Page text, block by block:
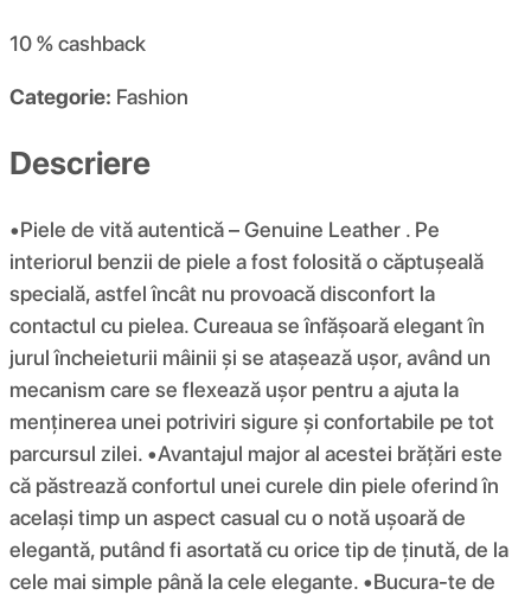
10 %cashback
Categorie: Fashion
Descriere
•Piele de vită autentică – Genuine Leather . Pe
interiorul benzii de piele a fost folosită o căptușeală
specială, astfel încât nu provoacă disconfort la
contactul cu pielea. Cureaua se înfășoară elegant în
jurul încheieturii mâinii și se atașează ușor, având un
mecanism care se flexează ușor pentru a ajuta la
menținerea unei potriviri sigure și confortabile pe tot
parcursul zilei. •Avantajul major al acestei brățări este
că păstrează confortul unei curele din piele oferind în
același timp un aspect casual cu o notă ușoară de
elegantă, putând fi asortată cu orice tip de ținută, de la
cele mai simple până la cele elegante. •Bucura-te de